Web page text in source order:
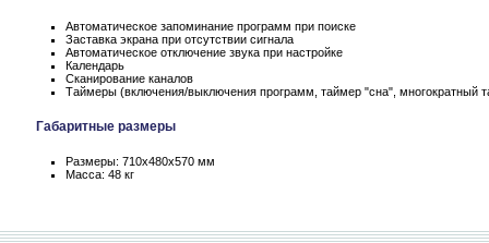
Автоматическое запоминание программ при поиске
Заставка экрана при отсутствии сигнала
Автоматическое отключение звука при настройке
Календарь
Сканирование каналов
Таймеры (включения/выключения программ, таймер "сна", многократный
Габаритные размеры
Размеры: 710х480х570 мм
Масса: 48 кг